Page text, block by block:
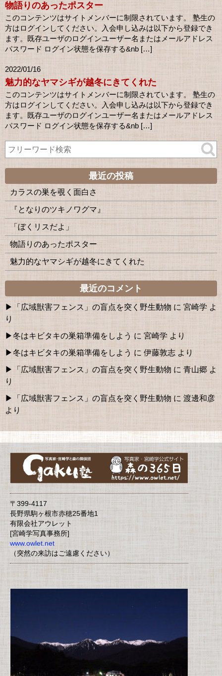
物語りのあったポスター
このコンテンツはサイトメンバーに制限されています。 塾生の
方はログインしてください。入会申し込みは以下から登録でき
ます。既存ユーザのログインユーザー名またはメールアドレス
パスワード ログイン状態を保存する&nb […]
2022/01/16
魅力的なヤマシギが越冬にきてくれた
このコンテンツはサイトメンバーに制限されています。 塾生の
方はログインしてください。入会申し込みは以下から登録でき
ます。既存ユーザのログインユーザー名またはメールアドレス
パスワード ログイン状態を保存する&nb […]
最近の投稿
カラスの巣を覗く面白さ
『となりのツキノワグマ』
「ぼくリスだよ」
物語りのあったポスター
魅力的なヤマシギが越冬にきてくれた
最近のコメント
「広域獣害フェンス」の盲点を突く野生動物 に 宮崎学 よ
り
冬はキビタキの巣箱準備をしよう に 宮崎学 より
冬はキビタキの巣箱準備をしよう に 伊藤敦志 より
「広域獣害フェンス」の盲点を突く野生動物 に 青山郷 よ
り
「広域獣害フェンス」の盲点を突く野生動物 に 渡邊和彦
より
〒399-4117
長野県駒ヶ根市赤穂25番地1
有限会社アウレット
[宮崎学写真事務所]
www.owlet.net
（突然の来訪はご遠慮ください）